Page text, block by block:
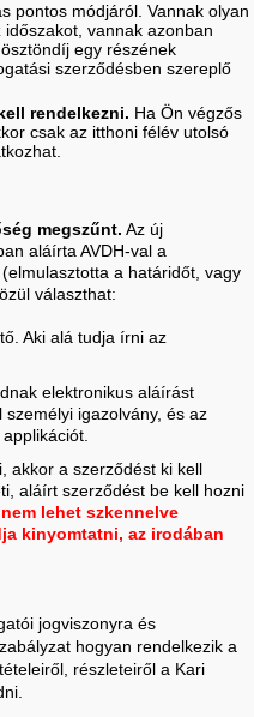
pontos módjáról. Vannak olyan
vannak azonban
egy részének
szerződésben szereplő
rendelkezni. Ha Ön végzős
csak az itthoni félév utolsó
megszűnt. Az új
aláírta AVDH-val a
a határidőt, vagy
választhat:
Aki alá tudja írni az
elektronikus aláírást
igazolvány, és az
akkor a szerződést ki kell
aláírt szerződést be kell hozni
lehet szkennelve
kinyomtatni, az irodában
jogviszonyra és
hogyan rendelkezik a
részleteiről a Kari